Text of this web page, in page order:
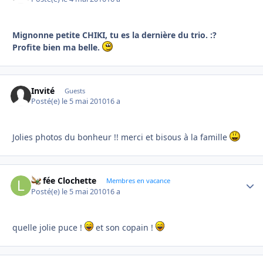
Mignonne petite CHIKI, tu es la dernière du trio. :?
Profite bien ma belle.
Invité Guests
Posté(e) le 5 mai 201016 a
Jolies photos du bonheur !! merci et bisous à la famille
La fée Clochette Membres en vacance
Posté(e) le 5 mai 201016 a
quelle jolie puce ! et son copain !